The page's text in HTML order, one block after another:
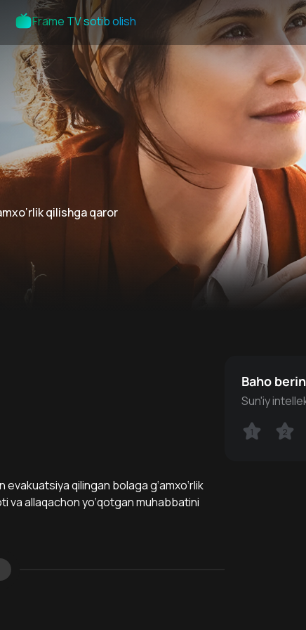
Frame TV sotib olish
qilishga qaror
qilingan bolaga g‘amxo‘rlik
va allaqachon yo‘qotgan muhabbatini
Baho
Sun'iy
1 2
1 2